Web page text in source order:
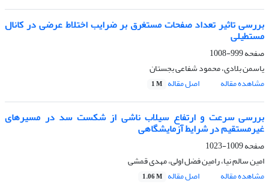
بررسی تاثیر تعداد صفحات مستغرق بر ضرایب اختلاط عرضی در کانال
مستطیلی
صفحه999-1008
یاسمن بلادی، محمود شفاعی بجستان
مشاهده مقاله
اصل مقاله 1 M
بررسی سرعت و ارتفاع سیلاب ناشی از شکست سد در مسیرهای
غیرمستقیم در شرایط آزمایشگاهی
صفحه1009-1023
امین سالم نیا، رامین فضل اولی، مهدی قمشی
مشاهده مقاله
اصل مقاله 1.06 M